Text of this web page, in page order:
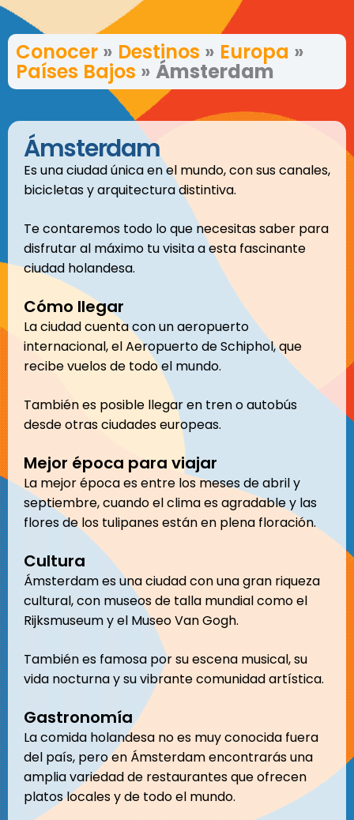
Conocer » Destinos » Europa »
Países Bajos » Ámsterdam
Ámsterdam
Es una ciudad única en el mundo, con sus canales,
bicicletas y arquitectura distintiva.
Te contaremos todo lo que necesitas saber para
disfrutar al máximo tu visita a esta fascinante
ciudad holandesa.
Cómo llegar
La ciudad cuenta con un aeropuerto
internacional, el Aeropuerto de Schiphol, que
recibe vuelos de todo el mundo.
También es posible llegar en tren o autobús
desde otras ciudades europeas.
Mejor época para viajar
La mejor época es entre los meses de abril y
septiembre, cuando el clima es agradable y las
flores de los tulipanes están en plena floración.
Cultura
Ámsterdam es una ciudad con una gran riqueza
cultural, con museos de talla mundial como el
Rijksmuseum y el Museo Van Gogh.
También es famosa por su escena musical, su
vida nocturna y su vibrante comunidad artística.
Gastronomía
La comida holandesa no es muy conocida fuera
del país, pero en Ámsterdam encontrarás una
amplia variedad de restaurantes que ofrecen
platos locales y de todo el mundo.